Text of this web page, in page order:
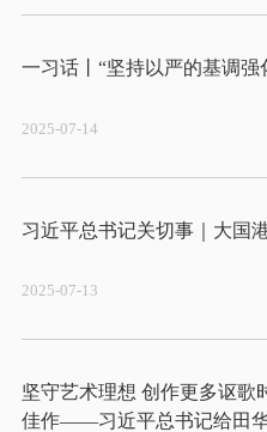
2025-07-14
2025-07-13
坚守艺术理想 创作更多讴歌
佳作——习近平总书记给田